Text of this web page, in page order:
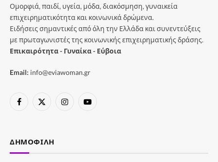
Ομορφιά, παιδί, υγεία, μόδα, διακόσμηση, γυναικεία
επιχειρηματικότητα και κοινωνικά δρώμενα.
Ειδήσεις σημαντικές από όλη την Ελλάδα και συνεντεύξεις
με πρωταγωνιστές της κοινωνικής επιχειρηματικής δράσης.
Επικαιρότητα - Γυναίκα - Εύβοια
Email: info@eviawoman.gr
Facebook
X
InstagramYouTube
ΔΗΜΟΦΙΛΉ